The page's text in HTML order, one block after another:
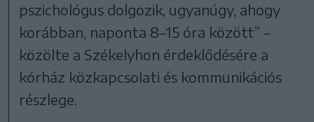
pszichológus dolgozik, ugyanúgy, ahogy
korábban, naponta 8–15 óra között” –
közölte a Székelyhon érdeklődésére a
kórház közkapcsolati és kommunikációs
részlege.